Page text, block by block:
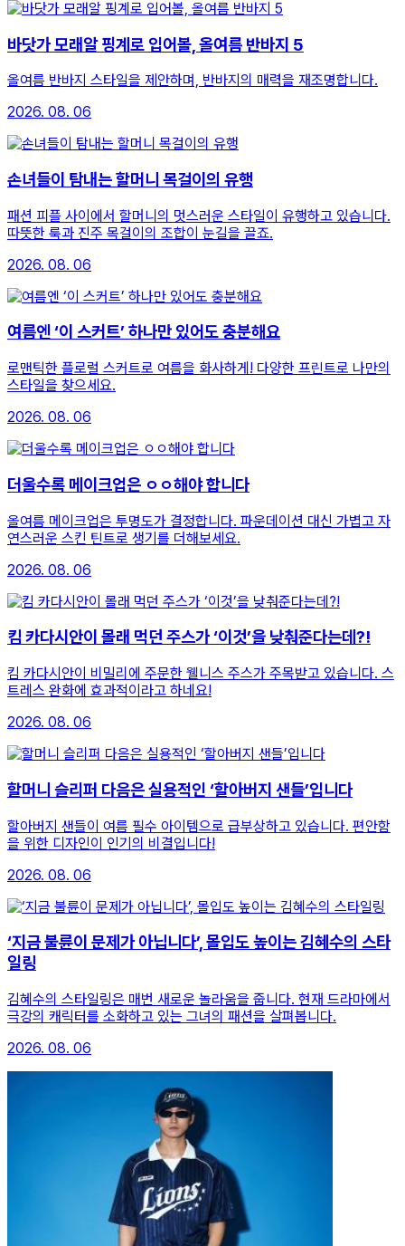
바닷가 모래알 핑계로 입어볼, 올여름 반바지 5
올여름 반바지 스타일을 제안하며, 반바지의 매력을 재조명합니다.
2026. 08. 06
손녀들이 탐내는 할머니 목걸이의 유행
패션 피플 사이에서 할머니의 멋스러운 스타일이 유행하고 있습니다.
따뜻한 룩과 진주 목걸이의 조합이 눈길을 끌죠.
2026. 08. 06
여름엔 ‘이 스커트’ 하나만 있어도 충분해요
로맨틱한 플로럴 스커트로 여름을 화사하게! 다양한 프린트로 나만의
스타일을 찾으세요.
2026. 08. 06
더울수록 메이크업은 ㅇㅇ해야 합니다
올여름 메이크업은 투명도가 결정합니다. 파운데이션 대신 가볍고 자
연스러운 스킨 틴트로 생기를 더해보세요.
2026. 08. 06
킴 카다시안이 몰래 먹던 주스가 ‘이것’을 낮춰준다는데?!
킴 카다시안이 비밀리에 주문한 웰니스 주스가 주목받고 있습니다. 스
트레스 완화에 효과적이라고 하네요!
2026. 08. 06
할머니 슬리퍼 다음은 실용적인 ‘할아버지 샌들’입니다
할아버지 샌들이 여름 필수 아이템으로 급부상하고 있습니다. 편안함
을 위한 디자인이 인기의 비결입니다!
2026. 08. 06
‘지금 불륜이 문제가 아닙니다’, 몰입도 높이는 김혜수의 스타
일링
김혜수의 스타일링은 매번 새로운 놀라움을 줍니다. 현재 드라마에서
극강의 캐릭터를 소화하고 있는 그녀의 패션을 살펴봅니다.
2026. 08. 06